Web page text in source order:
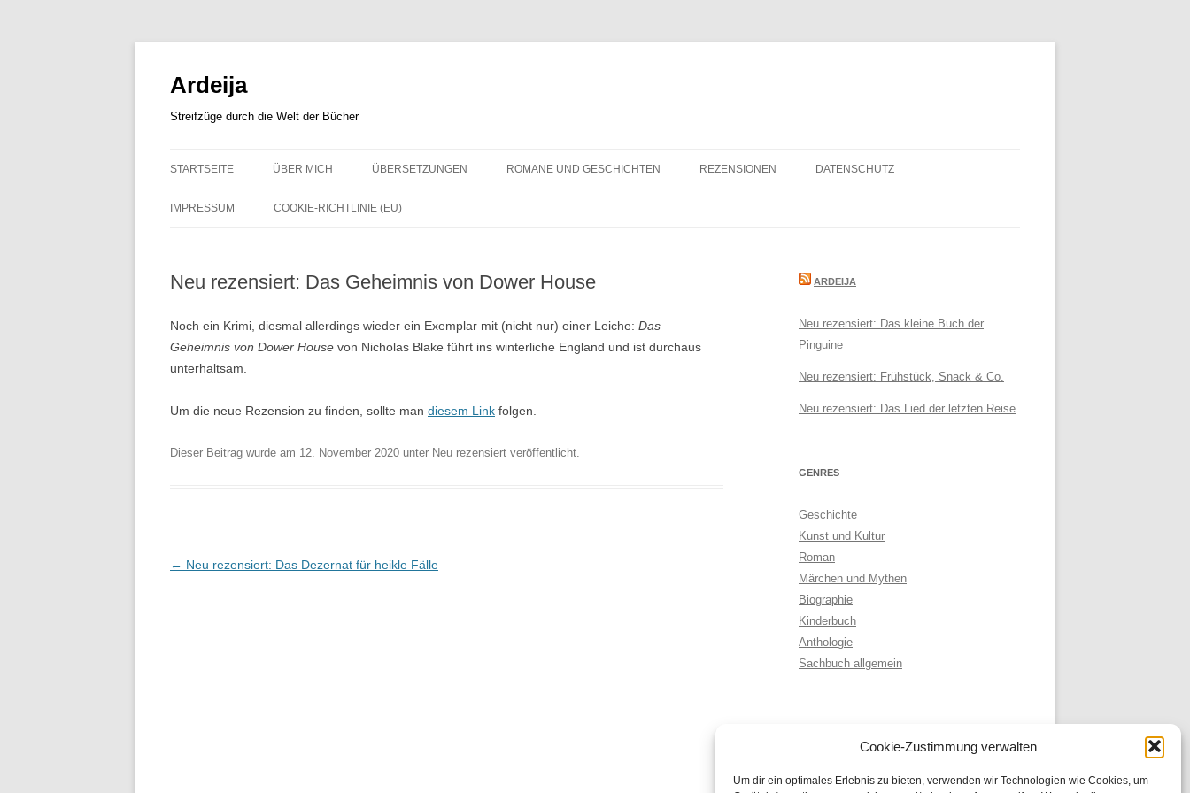
Cookie-Zustimmung verwalten
Um dir ein optimales Erlebnis zu bieten, verwenden wir Technologien wie Cookies, um
Ardeija
Streifzüge durch die Welt der Bücher
STARTSEITE ÜBER MICH ÜBERSETZUNGEN ROMANE UND GESCHICHTEN REZENSIONEN DATENSCHUTZ
IMPRESSUM COOKIE-RICHTLINIE (EU)
Neu rezensiert: Das Geheimnis von Dower House
Noch ein Krimi, diesmal allerdings wieder ein Exemplar mit (nicht nur) einer Leiche: Das
Geheimnis von Dower House von Nicholas Blake führt ins winterliche England und ist durchaus
unterhaltsam.
Um die neue Rezension zu finden, sollte man diesem Link folgen.
Dieser Beitrag wurde am 12. November 2020 unter Neu rezensiert veröffentlicht.
Beitragsnavigation
← Neu rezensiert: Das Dezernat für heikle Fälle
ARDEIJA
Neu rezensiert: Das kleine Buch der
Pinguine
Neu rezensiert: Frühstück, Snack & Co.
Neu rezensiert: Das Lied der letzten Reise
GENRES
Geschichte
Kunst und Kultur
Roman
Märchen und Mythen
Biographie
Kinderbuch
Anthologie
Sachbuch allgemein